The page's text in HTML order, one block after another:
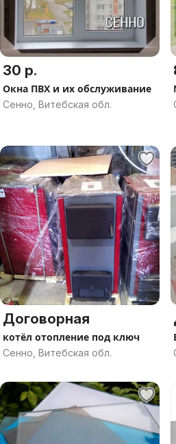
30 р.
Окна ПВХ и их обслуживание
Сенно, Витебская обл.
Договорная
котёл отопление под ключ
Сенно, Витебская обл.